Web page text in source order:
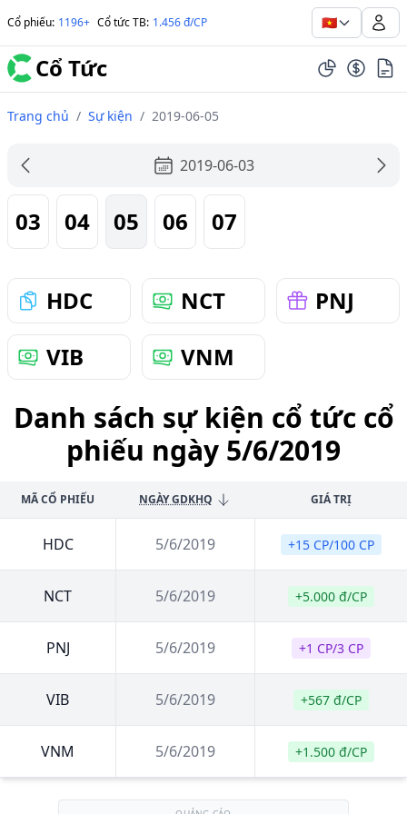
Cổ phiếu: 1196+ Cổ tức TB: 1.456 đ/CP 🇻🇳
Cổ Tức
Trang chủ / Sự kiện / 2019-06-05
2019-06-03
03 04 05 06 07
HDC NCT
PNJ
VIB
VNM
Danh sách sự kiện cổ tức cổ
phiếu ngày 5/6/2019
MÃ CỔ PHIẾU NGÀY GDKHQ GIÁ TRỊ
HDC 5/6/2019 +15 CP/100 CP
NCT 5/6/2019 +5.000 đ/CP
PNJ 5/6/2019 +1 CP/3 CP
VIB 5/6/2019 +567 đ/CP
VNM 5/6/2019 +1.500 đ/CP